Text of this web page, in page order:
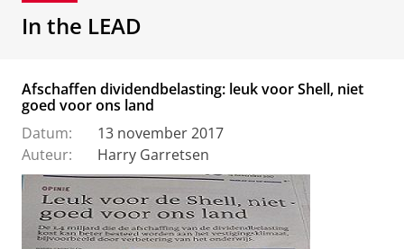
In the LEAD
Afschaffen dividendbelasting: leuk voor Shell, niet
goed voor ons land
Datum:
13 november 2017
Auteur:
Harry Garretsen